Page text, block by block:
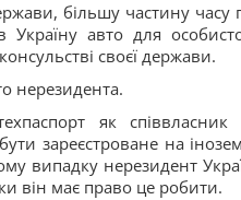
більшу частину
авто для
своєї держави.
нерезидента.
як
зареєстроване на
випадку нерезидент
він має право це робити.